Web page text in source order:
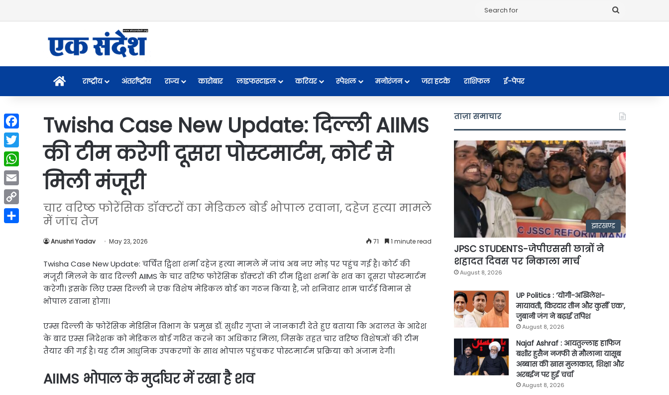
Homeराष्ट्रीय अंतर्राष्ट्रीय राज्य कारोबार लाइफस्टाइल करियर स्पेशल मनोरंजन जरा हटके राशिफल ई-पेपर
Twisha Case New Update: दिल्ली AIIMS
की टीम करेगी दूसरा पोस्टमार्टम, कोर्ट से
मिली मंजूरी
चार वरिष्ठ फोरेंसिक डॉक्टरों का मेडिकल बोर्ड भोपाल रवाना, दहेज हत्या मामले
में जांच तेज
Anushri Yadav May 23, 2026 71 1 minute read
Twisha Case New Update: चर्चित ट्विशा शर्मा दहेज हत्या मामले में जांच अब नए मोड़ पर पहुंच गई है। कोर्ट की
मंजूरी मिलने के बाद दिल्ली AIIMS के चार वरिष्ठ फोरेंसिक डॉक्टरों की टीम ट्विशा शर्मा के शव का दूसरा पोस्टमार्टम
करेगी। इसके लिए एम्स दिल्ली ने एक विशेष मेडिकल बोर्ड का गठन किया है, जो शनिवार शाम चार्टर्ड विमान से
भोपाल रवाना होगा।
एम्स दिल्ली के फोरेंसिक मेडिसिन विभाग के प्रमुख डॉ. सुधीर गुप्ता ने जानकारी देते हुए बताया कि अदालत के आदेश
के बाद एम्स निदेशक को मेडिकल बोर्ड गठित करने का अधिकार मिला, जिसके तहत चार वरिष्ठ विशेषज्ञों की टीम
तैयार की गई है। यह टीम आधुनिक उपकरणों के साथ भोपाल पहुंचकर पोस्टमार्टम प्रक्रिया को अंजाम देगी।
AIIMS भोपाल के मुर्दाघर में रखा है शव
ताज़ा समाचार
झारखण्ड
JPSC STUDENTS-जेपीएससी छात्रों ने
शहादत दिवस पर निकाला मार्च
August 8, 2026
UP Politics : ‘योगी-अखिलेश-
मायावती, किरदार तीन और कुर्सी एक’,
जुबानी जंग ने बढ़ाई तपिश
August 8, 2026
Najaf Ashraf : आयतुल्लाह हाफिज
बशीर हुसैन नजफी से मौलाना यासूब
अब्बास की खास मुलाकात, शिक्षा और
अरबईन पर हुई चर्चा
August 8, 2026
Facebook
Twitter
WhatsApp
Email
Copy
Link